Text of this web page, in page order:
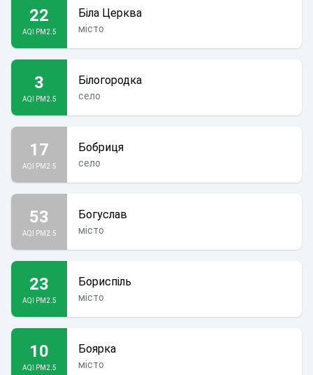
22
AQI PM2.5
Біла Церква
місто
3
AQI PM2.5
Білогородка
село
17
AQI PM2.5
Бобриця
село
53
AQI PM2.5
Богуслав
місто
23
AQI PM2.5
Бориспіль
місто
10
AQI PM2.5
Боярка
місто